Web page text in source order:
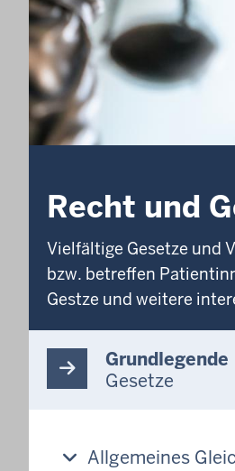
Recht und
Vielfältige Gesetze und
bzw. betreffen
Gestze und weitere
Grundlegende
Gesetze
Allgemeines